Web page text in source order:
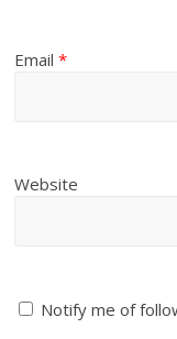
Email*
Website
Notify me of